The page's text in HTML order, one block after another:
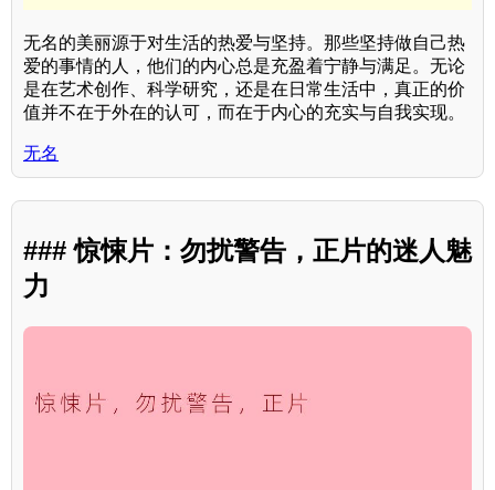
无名的美丽源于对生活的热爱与坚持。那些坚持做自己热
爱的事情的人，他们的内心总是充盈着宁静与满足。无论
是在艺术创作、科学研究，还是在日常生活中，真正的价
值并不在于外在的认可，而在于内心的充实与自我实现。
无名
### 惊悚片：勿扰警告，正片的迷人魅
力